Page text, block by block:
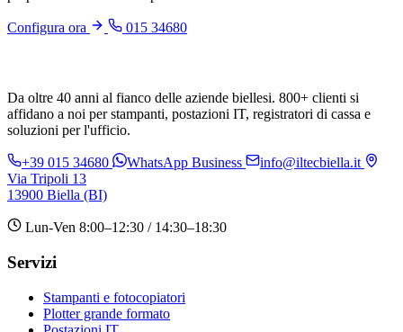
Configura ora 015 34680
Da oltre 40 anni al fianco delle aziende biellesi. 800+ clienti si
affidano a noi per stampanti, postazioni IT, registratori di cassa e
soluzioni per l'ufficio.
+39 015 34680 WhatsApp Business
info@iltecbiella.it
Via Tripoli 13
13900 Biella (BI)
Lun-Ven 8:00–12:30 / 14:30–18:30
Servizi
Stampanti e fotocopiatori
Plotter grande formato